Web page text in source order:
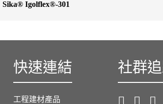
Sika® Igolflex®-301
快速連結
工程建材產品
社群